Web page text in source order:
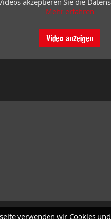
akzeptieren Sie die
Mehr erfahren
Video anzeigen
verwenden wir Cookies